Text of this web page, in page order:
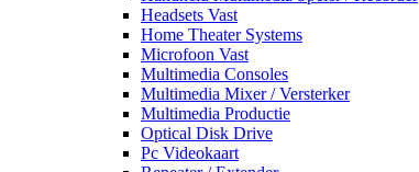
Headsets Vast
Home Theater Systems
Microfoon Vast
Multimedia Consoles
Multimedia Mixer / Versterker
Multimedia Productie
Optical Disk Drive
Pc Videokaart